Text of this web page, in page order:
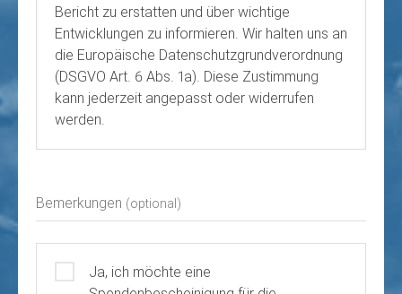
Bericht zu erstatten und über wichtige
Entwicklungen zu informieren. Wir halten uns an
die Europäische Datenschutzgrundverordnung
(DSGVO Art. 6 Abs. 1a). Diese Zustimmung
kann jederzeit angepasst oder widerrufen
werden.
Bemerkungen (optional)
Ja, ich möchte eine